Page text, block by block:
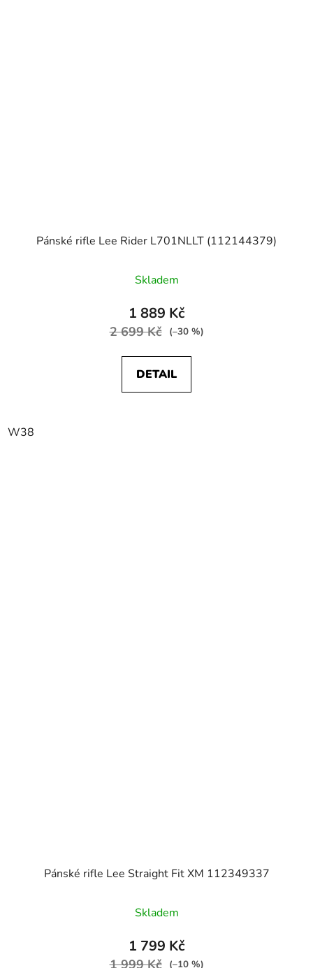
Pánské rifle Lee Rider L701NLLT (112144379)
Skladem
1 889 Kč
2 699 Kč (–30 %)
DETAIL
W38
Pánské rifle Lee Straight Fit XM 112349337
Skladem
1 799 Kč
1 999 Kč (–10 %)